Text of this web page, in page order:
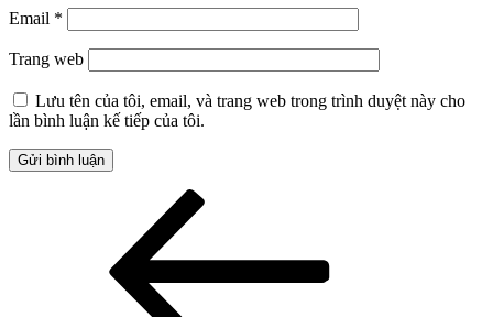
Email *
Trang web
Lưu tên của tôi, email, và trang web trong trình duyệt này cho
lần bình luận kế tiếp của tôi.